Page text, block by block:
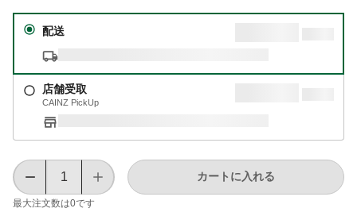
配送
店舗受取
CAINZ PickUp
最大注文数は0です
カートに入れる